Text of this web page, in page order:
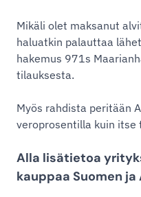
Mikäli olet maksanut
haluatkin palauttaa
hakemus 971s
tilauksesta.
Myös rahdista peritään
veroprosentilla kuin itse
Alla lisätietoa
kauppaa Suomen